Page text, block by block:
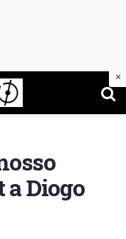
Diogo
×